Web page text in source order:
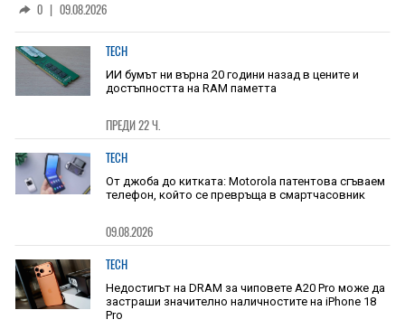
0 | 09.08.2026
TECH
ИИ бумът ни върна 20 години назад в цените и
достъпността на RAM паметта
ПРЕДИ 22 Ч.
TECH
От джоба до китката: Motorola патентова сгъваем
телефон, който се превръща в смартчасовник
09.08.2026
TECH
Недостигът на DRAM за чиповете A20 Pro може да
застраши значително наличностите на iPhone 18
Pro